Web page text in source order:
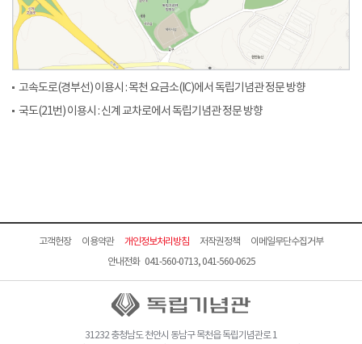
고속도로(경부선) 이용시 : 목천 요금소(IC)에서 독립기념관 정문 방향
국도(21번) 이용시 : 신계 교차로에서 독립기념관 정문 방향
고객헌장 이용약관 개인정보처리방침 저작권정책
이메일무단수집거부
안내전화 041-560-0713, 041-560-0625
31232 충청남도 천안시 동남구 목천읍 독립기념관로 1